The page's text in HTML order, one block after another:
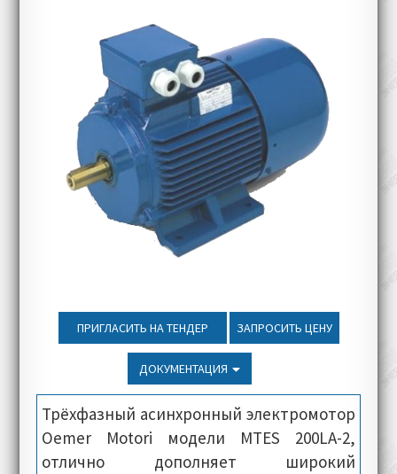
ПРИГЛАСИТЬ НА ТЕНДЕР ЗАПРОСИТЬ ЦЕНУ
ДОКУМЕНТАЦИЯ
Трёхфазный асинхронный электромотор
Oemer Motori модели MTES 200LA-2,
отлично дополняет широкий